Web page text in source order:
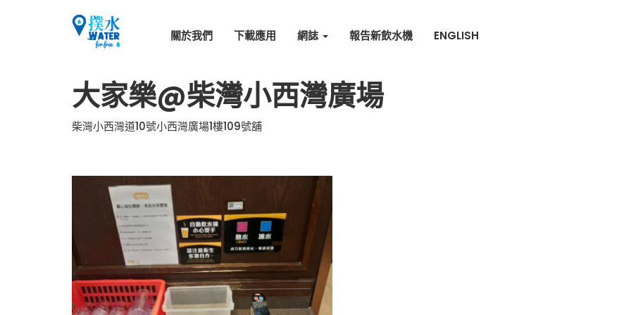
關於我們 下載應用 網誌 報告新飲水機 ENGLISH
大家樂@柴灣小西灣廣場
柴灣小西灣道10號小西灣廣場1樓109號舖